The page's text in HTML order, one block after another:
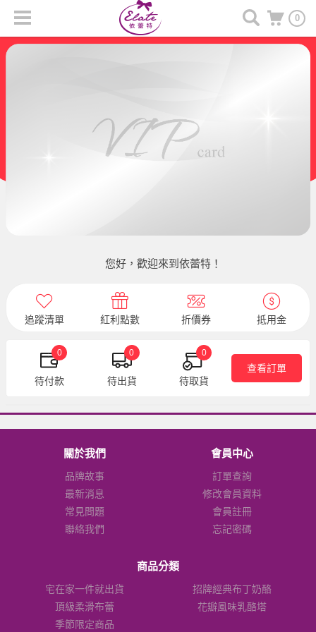
0
您好，歡迎來到依蕾特！
追蹤清單 紅利點數 折價券 抵用金
0
待付款
0
待出貨
0
待取貨
查看訂單
關於我們
品牌故事
最新消息
常見問題
聯絡我們
會員中心
訂單查詢
修改會員資料
會員註冊
忘記密碼
商品分類
宅在家一件就出貨
招牌經典布丁奶酪
頂級柔滑布蕾
花瓣風味乳酪塔
季節限定商品